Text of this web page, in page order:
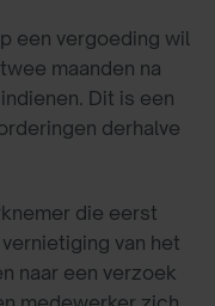
een vergoeding wil
maanden na
Dit is een
derhalve
die eerst
van het
naar een verzoek